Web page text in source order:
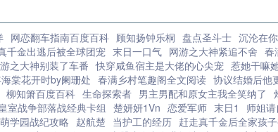
八天，他向帝光奇迹的世代发出了挑
。一句你好，我是幸村精市！，一场
他制定规...
网恋翻车指南百度百科 顾知扬钟乐桐 盘点圣斗士 沉沦在
千金出逃后被全球团宠 末日一口气 网游之大神紧追不舍 春
之大神别装了车番 快穿咸鱼宿主是大佬的心尖宠 惹她干嘛
棠花开时by阑珊处 春满乡村笔趣阁全文阅读 协议结婚后他
柳知箫百度百科 生命探索者 男主男配和原女主我全笑纳了
室战争部落战经典卡组 楚妍妍1Vn 恋爱军师 末日1 师姐
萌学园战纪攻略 赵航楚 当护工的经历 赶走真千金后全家孩